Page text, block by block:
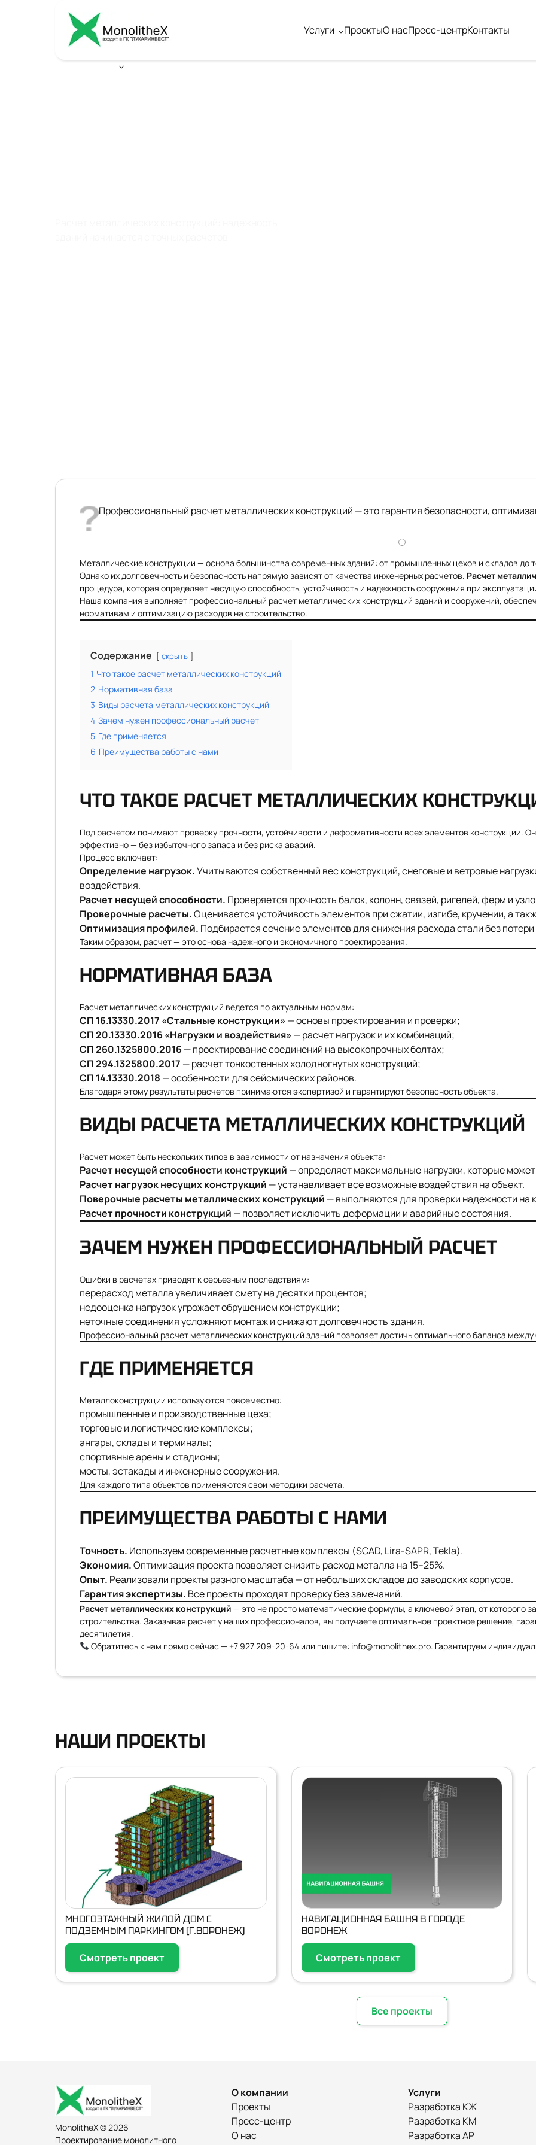
Услуги ПроектыО насПресс-центрКонтакты
Профессиональный расчет металлических конструкций — это гарантия безопасности,
Металлические конструкции — основа большинства современных зданий: от промышленных цехов и складов до
Однако их долговечность и безопасность напрямую зависят от качества инженерных расчетов. Расчет
процедура, которая определяет несущую способность, устойчивость и надежность сооружения при
Наша компания выполняет профессиональный расчет металлических конструкций зданий и сооружений,
нормативам и оптимизацию расходов на строительство.
Содержание скрыть
1 Что такое расчет металлических конструкций
2 Нормативная база
3 Виды расчета металлических конструкций
4 Зачем нужен профессиональный расчет
5 Где применяется
6 Преимущества работы с нами
ЧТО ТАКОЕ РАСЧЕТ МЕТАЛЛИЧЕСКИХ
Под расчетом понимают проверку прочности, устойчивости и деформативности всех элементов конструкции.
эффективно — без избыточного запаса и без риска аварий.
Процесс включает:
Определение нагрузок.Учитываются собственный вес конструкций, снеговые и ветровые
воздействия.
Расчет несущей способности. Проверяется прочность балок, колонн, связей, ригелей, ферм и
Проверочные расчеты.Оценивается устойчивость элементов при сжатии, изгибе, кручении, а
Оптимизация профилей. Подбирается сечение элементов для снижения расхода стали без
Таким образом, расчет — это основа надежного и экономичного проектирования.
НОРМАТИВНАЯ БАЗА
Расчет металлических конструкций ведется по актуальным нормам:
СП 16.13330.2017 «Стальные конструкции» — основы проектирования и проверки;
СП 20.13330.2016 «Нагрузки и воздействия» — расчет нагрузок и их комбинаций;
СП 260.1325800.2016 — проектирование соединений на высокопрочных болтах;
СП 294.1325800.2017 — расчет тонкостенных холодногнутых конструкций;
СП 14.13330.2018 — особенности для сейсмических районов.
Благодаря этому результаты расчетов принимаются экспертизой и гарантируют безопасность объекта.
ВИДЫ РАСЧЕТА МЕТАЛЛИЧЕСКИХ КОНСТРУКЦИЙ
Расчет может быть нескольких типов в зависимости от назначения объекта:
Расчет несущей способности конструкций — определяет максимальные нагрузки, которые
Расчет нагрузок несущих конструкций — устанавливает все возможные воздействия на объект.
Поверочные расчеты металлических конструкций — выполняются для проверки надежности на
Расчет прочности конструкций — позволяет исключить деформации и аварийные состояния.
ЗАЧЕМ НУЖЕН ПРОФЕССИОНАЛЬНЫЙ РАСЧЕТ
Ошибки в расчетах приводят к серьезным последствиям:
перерасход металла увеличивает смету на десятки процентов;
недооценка нагрузок угрожает обрушением конструкции;
неточные соединения усложняют монтаж и снижают долговечность здания.
Профессиональный расчет металлических конструкций зданий позволяет достичь оптимального баланса
ГДЕ ПРИМЕНЯЕТСЯ
Металлоконструкции используются повсеместно:
промышленные и производственные цеха;
торговые и логистические комплексы;
ангары, склады и терминалы;
спортивные арены и стадионы;
мосты, эстакады и инженерные сооружения.
Для каждого типа объектов применяются свои методики расчета.
ПРЕИМУЩЕСТВА РАБОТЫ С НАМИ
Точность. Используем современные расчетные комплексы (SCAD, Lira-SAPR, Tekla).
Экономия.Оптимизация проекта позволяет снизить расход металла на 15–25%.
Опыт. Реализовали проекты разного масштаба — от небольших складов до заводских корпусов.
Гарантия экспертизы. Все проекты проходят проверку без замечаний.
Расчет металлических конструкций — это не просто математические формулы, а ключевой этап, от которого
строительства. Заказывая расчет у наших профессионалов, вы получаете оптимальное проектное решение,
десятилетия.
Обратитесь к нам прямо сейчас — +7 927 209-20-64или пишите: info@monolithex.pro. Гарантируем
НАШИ ПРОЕКТЫ
МНОГОЭТАЖНЫЙ ЖИЛОЙ ДОМ С
ПОДЗЕМНЫМ ПАРКИНГОМ (Г.ВОРОНЕЖ)
Смотреть проект
НАВИГАЦИОННАЯ БАШНЯ В ГОРОДЕ
ВОРОНЕЖ
Смотреть проект
Все проекты
MonolitheX © 2026
Проектирование монолитного
О компании
Проекты
Пресс-центр
О нас
Услуги
Разработка КЖ
Разработка КМ
Разработка АР